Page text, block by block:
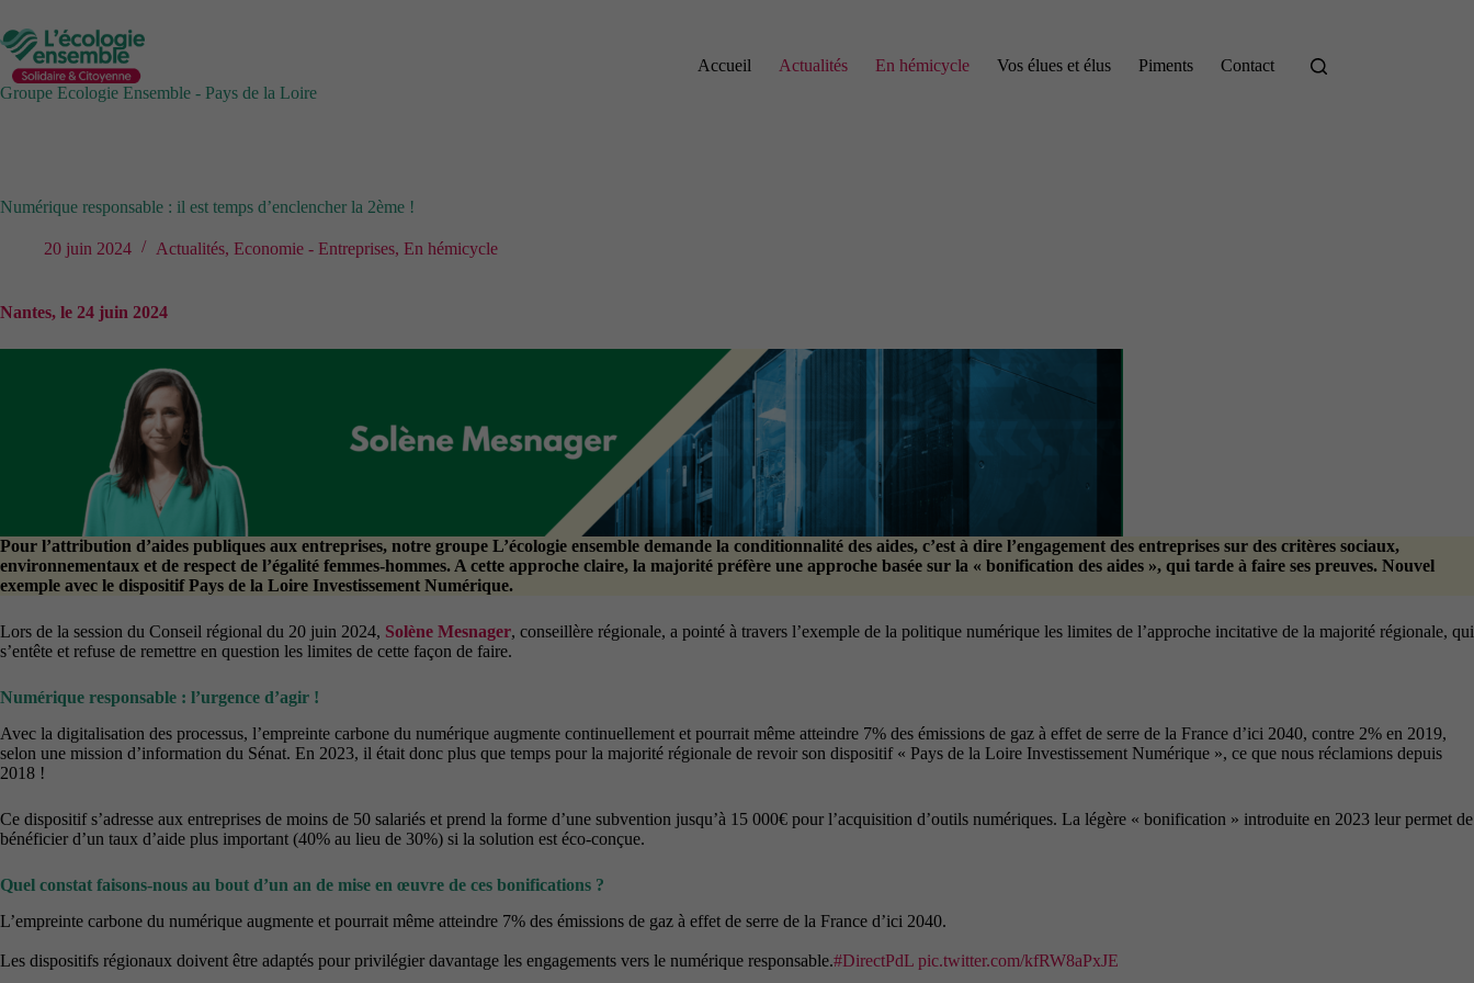
au
contenu
Groupe Ecologie Ensemble - Pays de la Loire
Accueil Actualités En hémicycle Vos élues et élus Piments Contact
Numérique responsable : il est temps d’enclencher la 2ème !
20 juin 2024 Actualités, Economie - Entreprises, En hémicycle
Nantes, le 24 juin 2024
Pour l’attribution d’aides publiques aux entreprises, notre groupe L’écologie ensemble demande la conditionnalité des aides, c’est à dire l’engagement des entreprises sur des critères sociaux,
environnementaux et de respect de l’égalité femmes-hommes. A cette approche claire, la majorité préfère une approche basée sur la « bonification des aides », qui tarde à faire ses preuves. Nouvel
exemple avec le dispositif Pays de la Loire Investissement Numérique.
Lors de la session du Conseil régional du 20 juin 2024, Solène Mesnager, conseillère régionale, a pointé à travers l’exemple de la politique numérique les limites de l’approche incitative de la majorité régionale, qui
s’entête et refuse de remettre en question les limites de cette façon de faire.
Numérique responsable : l’urgence d’agir !
Avec la digitalisation des processus, l’empreinte carbone du numérique augmente continuellement et pourrait même atteindre 7% des émissions de gaz à effet de serre de la France d’ici 2040, contre 2% en 2019,
selon une mission d’information du Sénat. En 2023, il était donc plus que temps pour la majorité régionale de revoir son dispositif « Pays de la Loire Investissement Numérique », ce que nous réclamions depuis
2018 !
Ce dispositif s’adresse aux entreprises de moins de 50 salariés et prend la forme d’une subvention jusqu’à 15 000€ pour l’acquisition d’outils numériques. La légère « bonification » introduite en 2023 leur permet de
bénéficier d’un taux d’aide plus important (40% au lieu de 30%) si la solution est éco-conçue.
Quel constat faisons-nous au bout d’un an de mise en œuvre de ces bonifications ?
L’empreinte carbone du numérique augmente et pourrait même atteindre 7% des émissions de gaz à effet de serre de la France d’ici 2040.
Les dispositifs régionaux doivent être adaptés pour privilégier davantage les engagements vers le numérique responsable.#DirectPdL pic.twitter.com/kfRW8aPxJE